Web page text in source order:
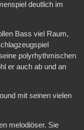
deutlich im
Bass viel Raum,
polyrhythmischen
er auch ab und an
mit seinen vielen
melodiöser. Sie